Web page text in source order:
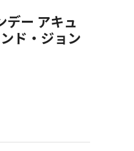
デー アキュ
ド・ジョン